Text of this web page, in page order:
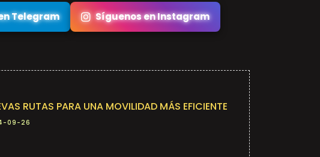
Telegram Síguenos en Instagram
RUTAS PARA UNA MOVILIDAD MÁS EFICIENTE
09-26